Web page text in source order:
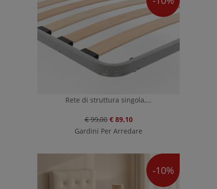
Rete di struttura singola,...
€ 99,00 € 89,10
Gardini Per Arredare
-10%